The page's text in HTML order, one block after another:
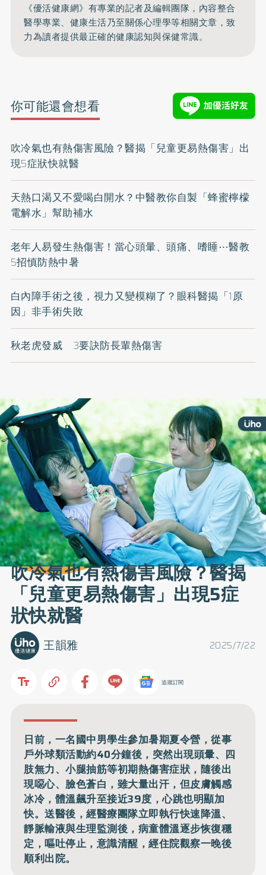
《優活健康網》有專業的記者及編輯團隊，內容整合
醫學專業、健康生活乃至關係心理學等相關文章，致
力為讀者提供最正確的健康認知與保健常識。
你可能還會想看
吹冷氣也有熱傷害風險？醫揭「兒童更易熱傷害」出
現5症狀快就醫
天熱口渴又不愛喝白開水？中醫教你自製「蜂蜜檸檬
電解水」幫助補水
老年人易發生熱傷害！當心頭暈、頭痛、嗜睡⋯醫教
5招慎防熱中暑
白內障手術之後，視力又變模糊了？眼科醫揭「1原
因」非手術失敗
秋老虎發威 3要訣防長輩熱傷害
吹冷氣也有熱傷害風險？醫揭
「兒童更易熱傷害」出現5症
狀快就醫
2025/7/22
王韻雅
追蹤訂閱
日前，一名國中男學生參加暑期夏令營，從事
戶外球類活動約40分鐘後，突然出現頭暈、四
肢無力、小腿抽筋等初期熱傷害症狀，隨後出
現噁心、臉色蒼白，雖大量出汗，但皮膚觸感
冰冷，體溫飆升至接近39度，心跳也明顯加
快。送醫後，經醫療團隊立即執行快速降溫、
靜脈輸液與生理監測後，病童體溫逐步恢復穩
定，嘔吐停止，意識清醒，經住院觀察一晚後
順利出院。